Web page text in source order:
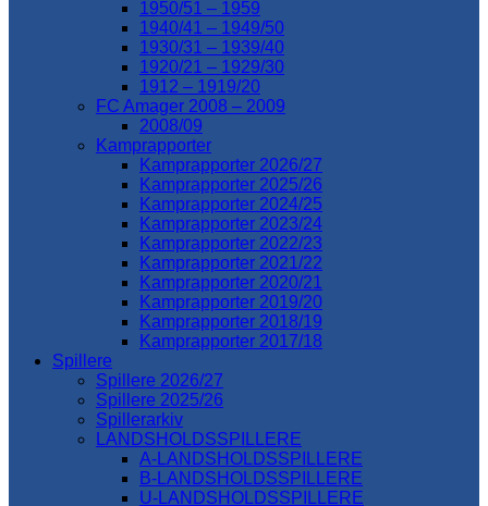
1950/51 – 1959
1940/41 – 1949/50
1930/31 – 1939/40
1920/21 – 1929/30
1912 – 1919/20
FC Amager 2008 – 2009
2008/09
Kamprapporter
Kamprapporter 2026/27
Kamprapporter 2025/26
Kamprapporter 2024/25
Kamprapporter 2023/24
Kamprapporter 2022/23
Kamprapporter 2021/22
Kamprapporter 2020/21
Kamprapporter 2019/20
Kamprapporter 2018/19
Kamprapporter 2017/18
Spillere
Spillere 2026/27
Spillere 2025/26
Spillerarkiv
LANDSHOLDSSPILLERE
A-LANDSHOLDSSPILLERE
B-LANDSHOLDSSPILLERE
U-LANDSHOLDSSPILLERE